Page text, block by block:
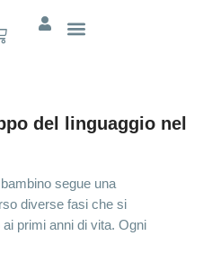
del linguaggio nel
segue una
diverse fasi che si
primi anni di vita. Ogni